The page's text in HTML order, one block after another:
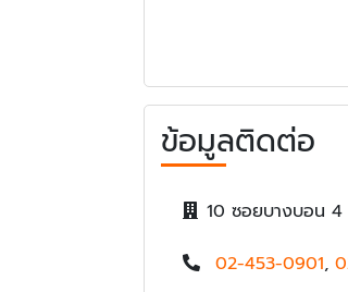
ข้อมูลติดต่อ
10 ซอยบางบอน 4
02-453-0901,